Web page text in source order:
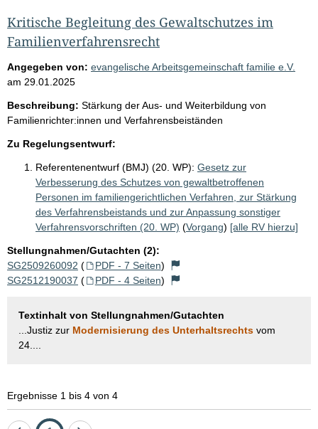
Kritische Begleitung des Gewaltschutzes im
Familienverfahrensrecht
Angegeben von: evangelische Arbeitsgemeinschaft familie e.V.
am 29.01.2025
Beschreibung: Stärkung der Aus- und Weiterbildung von
Familienrichter:innen und Verfahrensbeiständen
Zu Regelungsentwurf:
Referentenentwurf (BMJ) (20. WP): Gesetz zur
Verbesserung des Schutzes von gewaltbetroffenen
Personen im familiengerichtlichen Verfahren, zur Stärkung
des Verfahrensbeistands und zur Anpassung sonstiger
Verfahrensvorschriften (20. WP) (Vorgang) [alle RV hierzu]
Stellungnahmen/Gutachten (2):
SG2509260092 ( PDF - 7 Seiten)
SG2512190037 ( PDF - 4 Seiten)
Textinhalt von Stellungnahmen/Gutachten
...Justiz zur Modernisierung des Unterhaltsrechts vom
24....
Ergebnisse 1 bis 4 von 4